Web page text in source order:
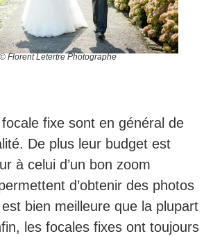
© Florent Letertre Photographe
fixe sont en général de
De plus leur budget est
à celui d’un bon zoom
d’obtenir des photos
bien meilleure que la plupart
les focales fixes ont toujours